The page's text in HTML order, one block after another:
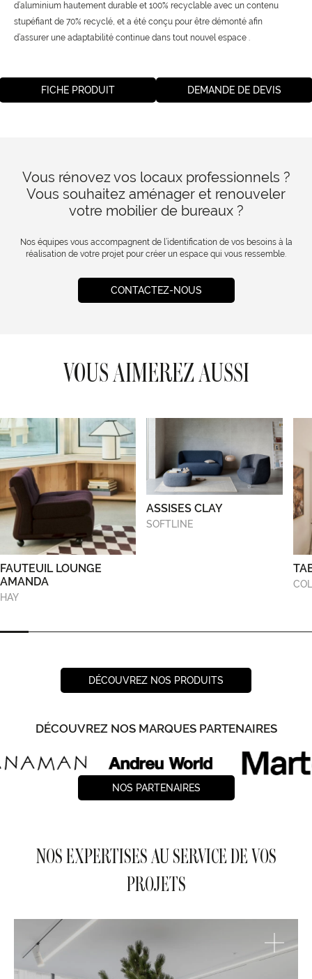
d’aluminium hautement durable et 100% recyclable avec un contenu
stupéfiant de 70% recyclé, et a été conçu pour être démonté afin
d’assurer une adaptabilité continue dans tout nouvel espace .
FICHE PRODUIT DEMANDE DE DEVIS
Vous rénovez vos locaux professionnels ?
Vous souhaitez aménager et renouveler
votre mobilier de bureaux ?
Nos équipes vous accompagnent de l’identification de vos besoins à la
réalisation de votre projet pour créer un espace qui vous ressemble.
CONTACTEZ-NOUS
VOUS AIMEREZ AUSSI
FAUTEUIL LOUNGE
AMANDA
HAY
ASSISES CLAY
SOFTLINE
DÉCOUVREZ NOS PRODUITS
DÉCOUVREZ NOS MARQUES PARTENAIRES
NOS PARTENAIRES
NOS EXPERTISES AU SERVICE DE VOS
PROJETS